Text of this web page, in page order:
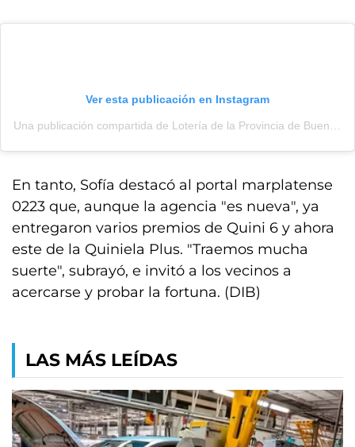
Ver esta publicación en Instagram
En tanto, Sofía destacó al portal marplatense
0223 que, aunque la agencia "es nueva", ya
entregaron varios premios de Quini 6 y ahora
este de la Quiniela Plus. "Traemos mucha
suerte", subrayó, e invitó a los vecinos a
acercarse y probar la fortuna. (DIB)
LAS MÁS LEÍDAS